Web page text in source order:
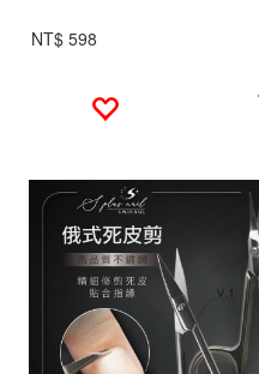
NT$ 598